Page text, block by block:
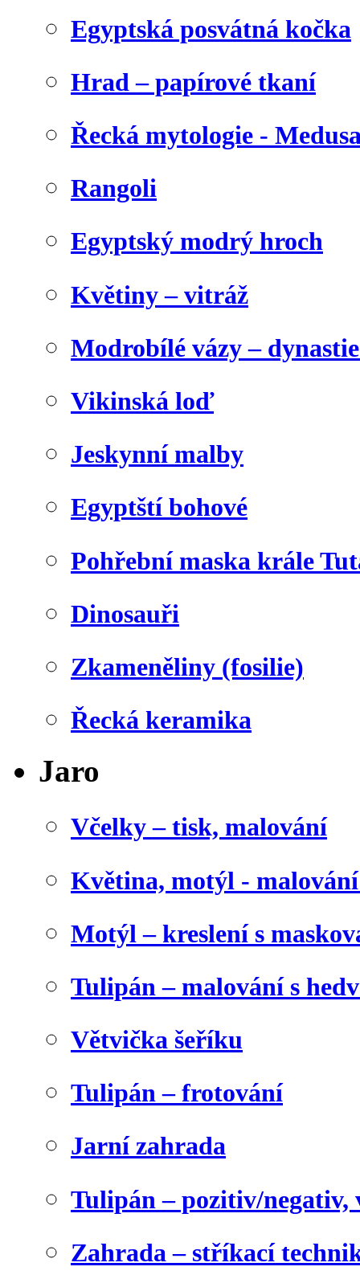
Egyptská posvátná kočka
Hrad – papírové tkaní
Řecká mytologie -
Rangoli
Egyptský modrý hroch
Květiny – vitráž
Modrobílé vázy –
Vikinská loď
Jeskynní malby
Egyptští bohové
Pohřební maska krále
Dinosauři
Zkameněliny (fosilie)
Řecká keramika
Jaro
Včelky – tisk, malování
Květina, motýl -
Motýl – kreslení s
Tulipán – malování s
Větvička šeříku
Tulipán – frotování
Jarní zahrada
Tulipán – pozitiv/negativ,
Zahrada – stříkací